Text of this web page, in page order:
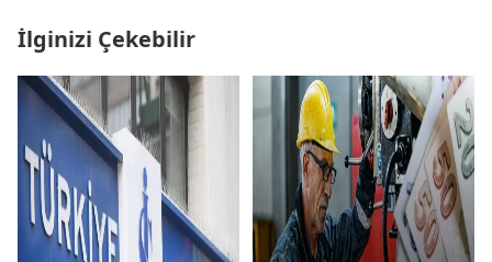
İlginizi Çekebilir